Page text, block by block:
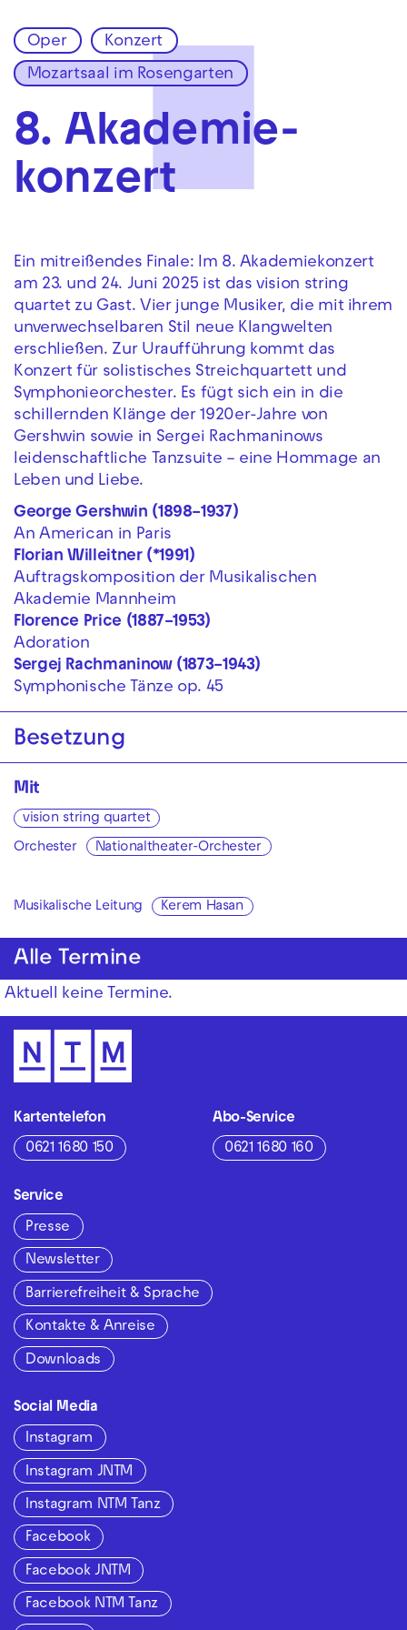
Zur Hauptnavigation springen
Zum Hauptinhalt springen Zum Footer springen
Oper Konzert
Mozartsaal im Rosengarten
8. Akademie­
konzert
Ein mitreißendes Finale: Im 8. Akademiekonzert
am 23. und 24. Juni 2025 ist das vision string
quartet zu Gast. Vier junge Musiker, die mit ihrem
unverwechselbaren Stil neue Klangwelten
erschließen. Zur Uraufführung kommt das
Konzert für solistisches Streichquartett und
Symphonieorchester. Es fügt sich ein in die
schillernden Klänge der 1920er-Jahre von
Gershwin sowie in Sergei Rachmaninows
leidenschaftliche Tanzsuite – eine Hommage an
Leben und Liebe.
George Gershwin (1898–1937)
An American in Paris
Florian Willeitner (*1991)
Auftragskomposition der Musikalischen
Akademie Mannheim
Florence Price (1887–1953)
Adoration
Sergej Rachmaninow (1873–1943)
Symphonische Tänze op. 45
Besetzung
Mit
vision string quartet
Orchester Nationaltheater-Orchester
Musikalische Leitung Kerem Hasan
Alle Termine
Aktuell keine Termine.
Kartentelefon
0621 1680 150
Abo-Service
0621 1680 160
Service
Presse
Newsletter
Barrierefreiheit & Sprache
Kontakte & Anreise
Downloads
Social Media
Instagram
Instagram JNTM
Instagram NTM Tanz
Facebook
Facebook JNTM
Facebook NTM Tanz